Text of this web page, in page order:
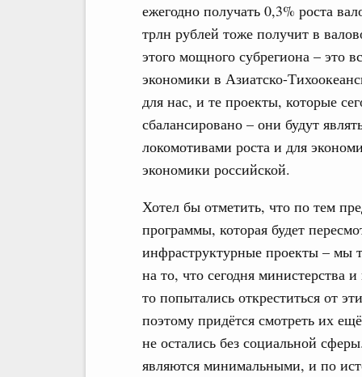
ежегодно получать 0,3% роста
трлн рублей тоже получит в
этого мощного субрегиона – это
экономики в Азиатско-
для нас, и те проекты, которые
сбалансировано – они будут
локомотивами роста и для
экономики российской.
Хотел бы отметить, что по тем
программы, которая будет
инфраструктурные проекты –
на то, что сегодня министерства
то попытались откреститься от
поэтому придётся смотреть их
не остались без социальной
являются минимальными, и по